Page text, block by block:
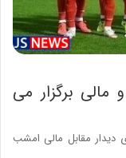
مالی برگزار می
دیدار مقابل مالی امشب